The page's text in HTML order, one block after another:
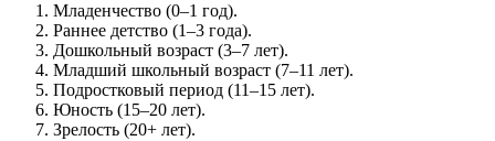
Младенчество (0–1 год).
Раннее детство (1–3 года).
Дошкольный возраст (3–7 лет).
Младший школьный возраст (7–11 лет).
Подростковый период (11–15 лет).
Юность (15–20 лет).
Зрелость (20+ лет).